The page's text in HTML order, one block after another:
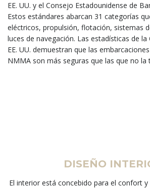
EE. UU. y el Consejo Estadounidense de
Estos estándares abarcan 31 categorías
eléctricos, propulsión, flotación, sistemas
luces de navegación. Las estadísticas de la
EE. UU. demuestran que las
NMMA son más seguras que las que no la
DISEÑO
El interior está concebido para el confort